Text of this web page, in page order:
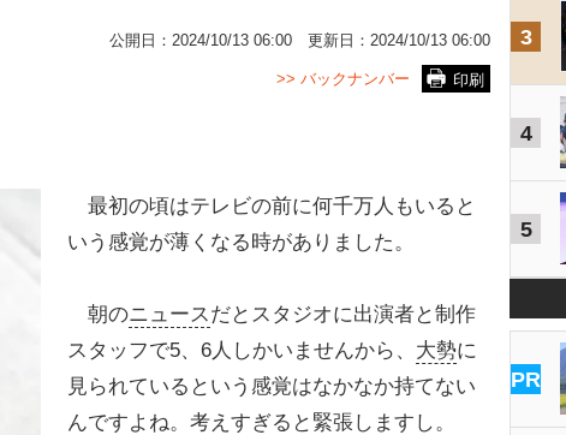
公開日： 2024/10/13 06:00 更新日： 2024/10/13 06:00
印刷
>> バックナンバー
最初の頃はテレビの前に何千万人もいると
いう感覚が薄くなる時がありました。
朝のニュースだとスタジオに出演者と制作
スタッフで5、6人しかいませんから、 大勢に
見られているという感覚はなかなか持てない
んですよね。考えすぎると緊張しますし。
3
4
5
PR